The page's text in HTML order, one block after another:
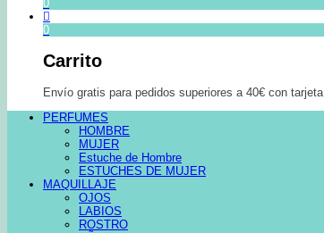
0
0
Carrito
Envío gratis para pedidos superiores a 40€ con tarjeta
PERFUMES
HOMBRE
MUJER
Estuche de Hombre
ESTUCHES DE MUJER
MAQUILLAJE
OJOS
LABIOS
ROSTRO